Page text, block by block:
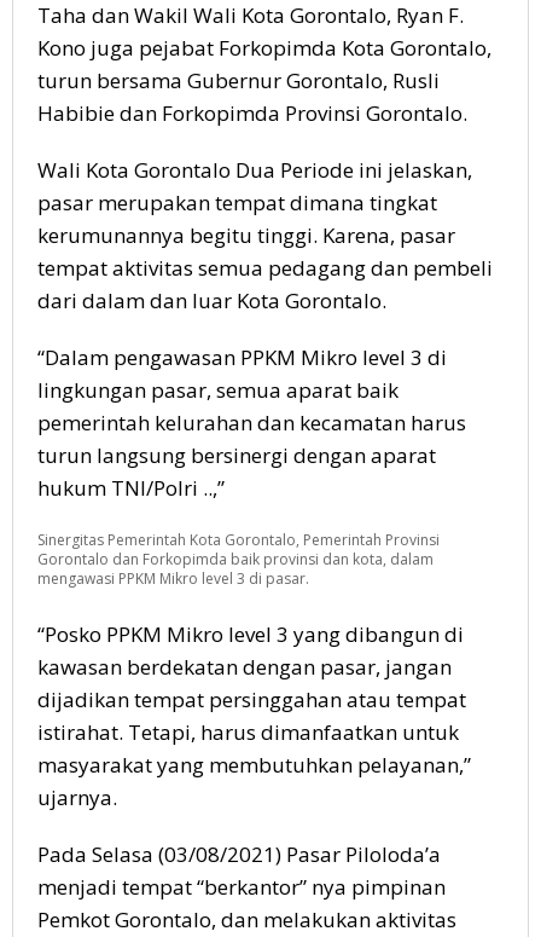
Taha dan Wakil Wali Kota Gorontalo, Ryan F.
Kono juga pejabat Forkopimda Kota Gorontalo,
turun bersama Gubernur Gorontalo, Rusli
Habibie dan Forkopimda Provinsi Gorontalo.
Wali Kota Gorontalo Dua Periode ini jelaskan,
pasar merupakan tempat dimana tingkat
kerumunannya begitu tinggi. Karena, pasar
tempat aktivitas semua pedagang dan pembeli
dari dalam dan luar Kota Gorontalo.
“Dalam pengawasan PPKM Mikro level 3 di
lingkungan pasar, semua aparat baik
pemerintah kelurahan dan kecamatan harus
turun langsung bersinergi dengan aparat
hukum TNI/Polri ..,”
Sinergitas Pemerintah Kota Gorontalo, Pemerintah Provinsi
Gorontalo dan Forkopimda baik provinsi dan kota, dalam
mengawasi PPKM Mikro level 3 di pasar.
“Posko PPKM Mikro level 3 yang dibangun di
kawasan berdekatan dengan pasar, jangan
dijadikan tempat persinggahan atau tempat
istirahat. Tetapi, harus dimanfaatkan untuk
masyarakat yang membutuhkan pelayanan,”
ujarnya.
Pada Selasa (03/08/2021) Pasar Piloloda’a
menjadi tempat “berkantor” nya pimpinan
Pemkot Gorontalo, dan melakukan aktivitas